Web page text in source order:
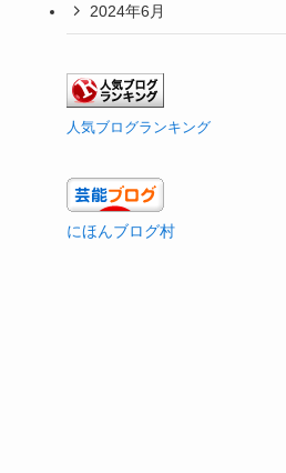
2024年6月
人気ブログランキング
にほんブログ村